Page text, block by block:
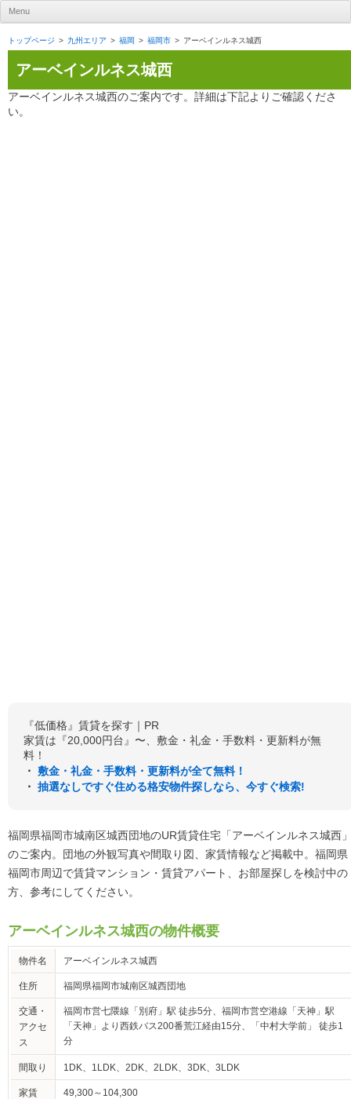
UR賃貸住宅ナビ
Menu
トップページ 九州エリア 福岡 福岡市 アーベインルネス城西
アーベインルネス城西
アーベインルネス城西のご案内です。詳細は下記よりご確認くださ
い。
『低価格』賃貸を探す｜PR
家賃は『20,000円台』〜、敷金・礼金・手数料・更新料が無
料！
・ 敷金・礼金・手数料・更新料が全て無料！
・ 抽選なしですぐ住める格安物件探しなら、今すぐ検索!
福岡県福岡市城南区城西団地のUR賃貸住宅「アーベインルネス城西
のご案内。団地の外観写真や間取り図、家賃情報など掲載中。福岡県
福岡市周辺で賃貸マンション・賃貸アパート、お部屋探しを検討中の
方、参考にしてください。
アーベインルネス城西の物件概要
物件名 アーベインルネス城西
住所 福岡県福岡市城南区城西団地
交通・
アクセ
ス
福岡市営七隈線「別府」駅 徒歩5分、福岡市営空港線「天神」駅
「天神」より西鉄バス200番荒江経由15分、「中村大学前」 徒歩1
分
間取り 1DK、1LDK、2DK、2LDK、3DK、3LDK
家賃
49,300～104,300